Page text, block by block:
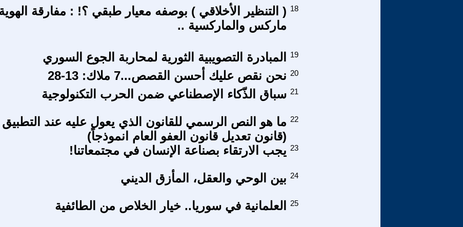
( التنظير الأخلاقي ) بوصفه معيار طبقي ؟! : مفارقة
ماركس والماركسية ..
18
المبادرة التصويبية الثورية لمحاربة الجوع السوري 19
نحن نقص عليك أحسن القصص...7 ملاك: 13-28 20
سباق الذّكاء الإصطناعي ضمن الحرب التكنولوجية 21
ما هو النص الرسمي للقانون الذي يعول عليه عند التطبيق
(قانون تعديل قانون العفو العام انموذجاً)
22
يجب الارتقاء بصناعة الإنسان في مجتمعاتنا! 23
بين الوحي والعقل، المأزق الديني 24
العلمانية في سوريا.. خيار الخلاص من الطائفية 25